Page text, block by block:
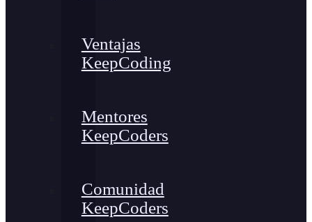
Ventajas
KeepCoding
Mentores
KeepCoders
Comunidad
KeepCoders